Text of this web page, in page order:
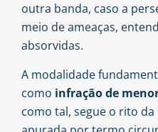
outra banda, caso a
meio de ameaças,
absorvidas.
A modalidade
como infração de
como tal, segue o rito da